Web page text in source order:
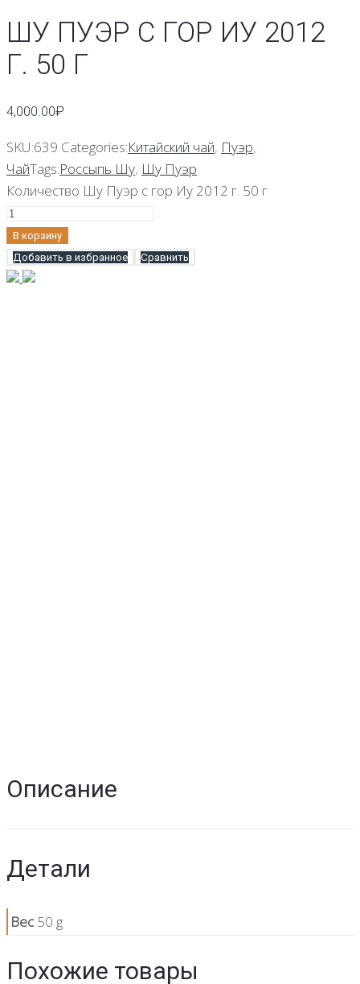
ШУ ПУЭР С ГОР ИУ 2012
Г. 50 Г
4,000.00₽
SKU:639 Categories:Китайский чай, Пуэр,
ЧайTags:Россыпь Шу, Шу Пуэр
Количество Шу Пуэр с гор Иу 2012 г. 50 г
В корзину
Добавить в избранное
Сравнить
Описание
Детали
Вес 50 g
Похожие товары